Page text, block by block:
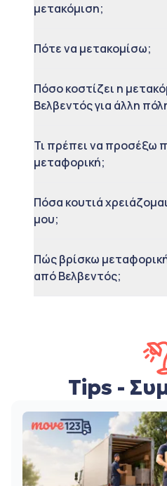
μετακόμιση;
Πότε να μετακομίσω;
Πόσο κοστίζει η
Βελβεντός για άλλη
Τι πρέπει να προσέξω
μεταφορική;
Πόσα κουτιά
μου;
Πώς βρίσκω
από Βελβεντός;
Tips -